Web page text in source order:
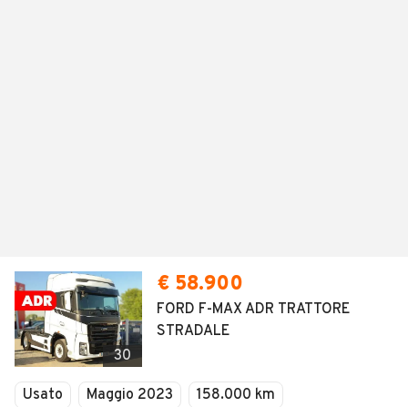
30
€ 58.900
FORD F-MAX ADR TRATTORE
STRADALE
Usato Maggio 2023 158.000 km